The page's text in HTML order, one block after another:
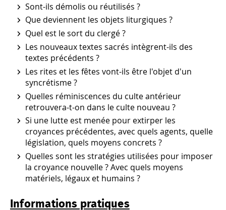
Sont-ils démolis ou réutilisés ?
Que deviennent les objets liturgiques ?
Quel est le sort du clergé ?
Les nouveaux textes sacrés intègrent-ils des
textes précédents ?
Les rites et les fêtes vont-ils être l'objet d'un
syncrétisme ?
Quelles réminiscences du culte antérieur
retrouvera-t-on dans le culte nouveau ?
Si une lutte est menée pour extirper les
croyances précédentes, avec quels agents, quelle
législation, quels moyens concrets ?
Quelles sont les stratégies utilisées pour imposer
la croyance nouvelle ? Avec quels moyens
matériels, légaux et humains ?
Informations pratiques